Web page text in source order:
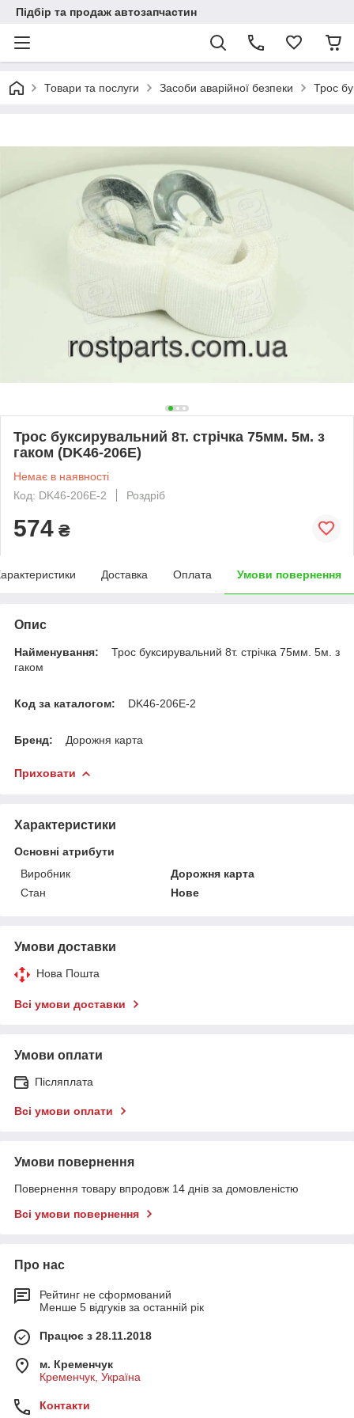
Підбір та продаж автозапчастин
Товари та послуги Засоби аварійної безпеки Трос
Трос буксирувальний 8т. стрічка 75мм. 5м. з
гаком (DK46-206E)
Немає в наявності
Код: DK46-206E-2
Роздріб
574 ₴
Доставка Оплата Умови повернення
Опис
Найменування:
Трос буксирувальний 8т. стрічка 75мм. 5м. з
гаком
Код за каталогом: DK46-206E-2
Бренд: Дорожня карта
Приховати
Характеристики
Основні атрибути
Виробник
Дорожня карта
Стан
Нове
Умови доставки
Нова Пошта
Всі умови доставки
Умови оплати
Післяплата
Всі умови оплати
Умови повернення
Повернення товару впродовж 14 днів за домовленістю
Всі умови повернення
Про нас
Рейтинг не сформований
Менше 5 відгуків за останній рік
Працює з 28.11.2018
м. Кременчук
Кременчук, Україна
Контакти